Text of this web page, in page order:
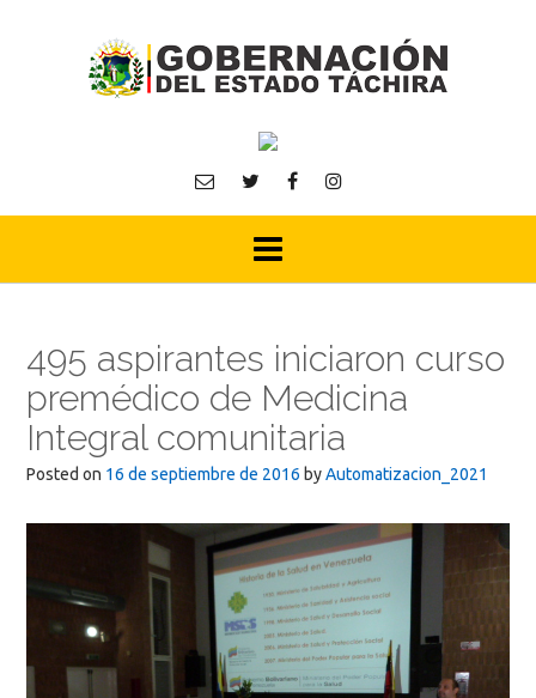
495 aspirantes iniciaron curso
premédico de Medicina
Integral comunitaria
Posted on 16 de septiembre de 2016 byAutomatizacion_2021